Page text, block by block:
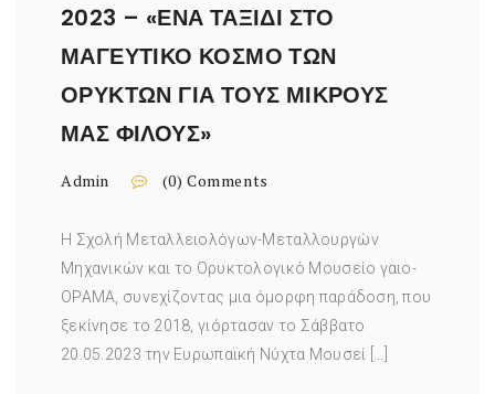
2023 – «ΈΝΑ ΤΑΞΊΔΙ ΣΤΟ
ΜΑΓΕΥΤΙΚΌ ΚΌΣΜΟ ΤΩΝ
ΟΡΥΚΤΏΝ ΓΙΑ ΤΟΥΣ ΜΙΚΡΟΎΣ
ΜΑΣ ΦΊΛΟΥΣ»
Admin (0) Comments
Η Σχολή Μεταλλειολόγων-Μεταλλουργών
Μηχανικών και το Ορυκτολογικό Μουσείο γαιο-
ΟΡΑΜΑ, συνεχίζοντας μια όμορφη παράδοση, που
ξεκίνησε το 2018, γιόρτασαν το Σάββατο
20.05.2023 την Ευρωπαϊκή Νύχτα Μουσεί [...]